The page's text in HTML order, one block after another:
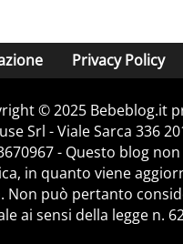
Privacy Policy
© 2025 Bebeblog.it
Srl - Viale Sarca 336
- Questo blog
in quanto viene
Non può pertanto
ai sensi della legge n.